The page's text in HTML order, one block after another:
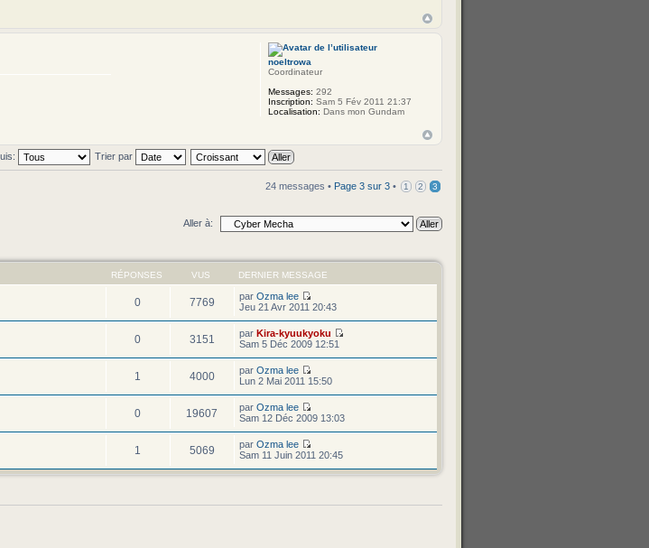
noeltrowa
Coordinateur
Messages: 292
Inscription: Sam 5 Fév 2011 21:37
Localisation: Dans mon Gundam
Trier par
24 messages • Page 3 sur 3 • 1 2 3
Aller à:
RÉPONSES VUS DERNIER MESSAGE
0 7769 par Ozma lee
Jeu 21 Avr 2011 20:43
0 3151 par Kira-kyuukyoku
Sam 5 Déc 2009 12:51
1 4000 par Ozma lee
Lun 2 Mai 2011 15:50
0 19607 par Ozma lee
Sam 12 Déc 2009 13:03
1 5069 par Ozma lee
Sam 11 Juin 2011 20:45